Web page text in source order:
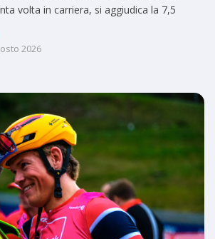
volta in carriera, si aggiudica la 7,5
2026